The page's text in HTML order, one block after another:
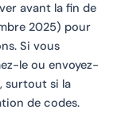
avant la fin de
2025) pour
Si vous
le ou envoyez-
surtout si la
de codes.